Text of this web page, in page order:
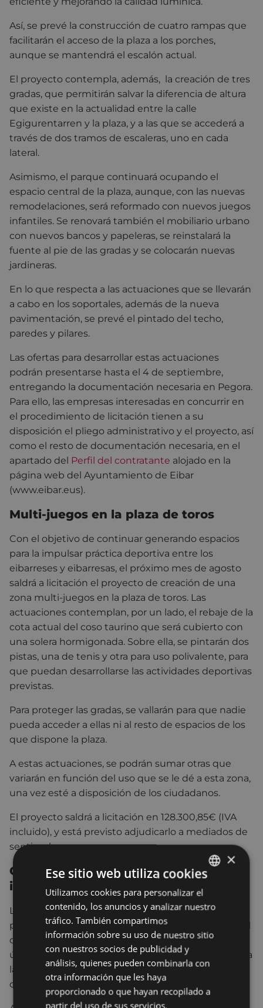
Así, se prevé la construcción de cuatro rampas que
facilitarán el acceso de la plaza a los porches,
aunque se mantendrá el escalón actual.
El proyecto contempla, además, la creación de tres
gradas, que permitirán salvar la diferencia de altura
que existe en la actualidad entre la calle
Egigurentarren y la plaza, y a las que se accederá a
través de dos tramos de escaleras, uno en cada
lateral.
Asimismo, el parque continuará ocupando el
espacio central de la plaza, aunque, con las nuevas
remodelaciones, será reformado con nuevos juegos
infantiles. Se renovará también el mobiliario urbano
con nuevos bancos y papeleras, se reinstalará la
fuente al pie de las gradas y se colocarán nuevas
jardineras.
En lo que respecta a las actuaciones que se llevarán
a cabo en los soportales, además de la nueva
pavimentación, se prevé el pintado del techo,
paredes y pilares.
Las ofertas para desarrollar estas actuaciones
podrán presentarse hasta el 4 de septiembre,
entregando la documentación necesaria en Pegora.
Para ello, las empresas interesadas en concurrir en
el procedimiento de licitación tienen a su
disposición el pliego administrativo y el proyecto, así
como el resto de documentación necesaria, en el
apartado del Perfil del contratante alojado en la
página web del Ayuntamiento de Eibar
(www.eibar.eus).
Multi-juegos en la plaza de toros
Con el objetivo de continuar generando espacios
para la impulsar práctica deportiva entre los
eibarreses y eibarresas, el próximo mes de agosto
saldrá a licitación el proyecto de creación de una
zona multi-juegos en la plaza de toros. Las
actuaciones contemplan, por un lado, el rebaje de la
cota actual del coso taurino que será cubierto con
una solera hormigonada. Sobre ella, se pintarán dos
pistas, una de tenis y otra para uso polivalente, para
que puedan desarrollarse las actividades deportivas
previstas.
Para proteger las gradas, se vallarán para que nadie
pueda acceder a ellas ni al resto de espacios de los
que dispone la plaza.
A estas actuaciones, se podrán sumar otras que
variarán en función del uso que se le dé a esta zona,
una vez esté a disposición de los ciudadanos.
El proyecto saldrá a licitación en 128.300,85€ (IVA
incluido), y está previsto adjudicarlo a mediados de
septiembre.
Otras actuaciones en parques
infantiles
La creación y mejora de las condiciones de los
parques infantiles de la ciudad es un proyecto en el
que el Ayuntamiento de Eibar ha trabajado en los
últimos años, con el objetivo de dar una respuesta a
las nuevas necesidades de ocio de los niños y niñas
de Eibar.
BASQUE
SPANISH
×
Ese sitio web utiliza cookies
Utilizamos cookies para personalizar el
contenido, los anuncios y analizar nuestro
tráfico. También compartimos
información sobre su uso de nuestro sitio
con nuestros socios de publicidad y
análisis, quienes pueden combinarla con
otra información que les haya
proporcionado o que hayan recopilado a
partir del uso de sus servicios.